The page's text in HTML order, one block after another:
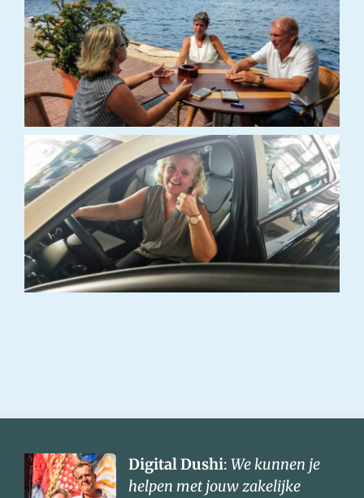
Digital Dushi: We kunnen je
helpen met jouw zakelijke